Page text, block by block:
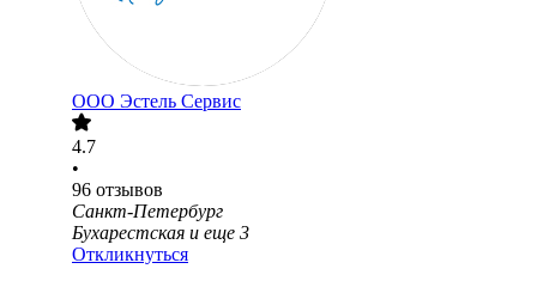
ООО Эстель Сервис
4.7
•
96 отзывов
Санкт-Петербург
Бухарестская и еще 3
Откликнуться